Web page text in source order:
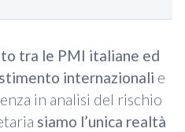
tra le PMI italiane ed
internazionali e
in analisi del rischio
siamo l’unica realtà